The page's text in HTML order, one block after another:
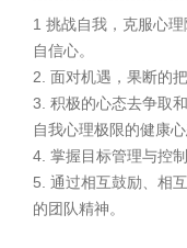
1 挑战自我，克服心
自信心。
2. 面对机遇，果断的
3. 积极的心态去争取
自我心理极限的健康
4. 掌握目标管理与控
5. 通过相互鼓励、相
的团队精神。